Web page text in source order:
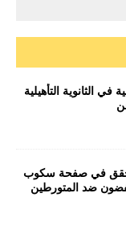
في الثانوية التأهيلية
تحقق في صفحة سكوب
ضد المتورطين